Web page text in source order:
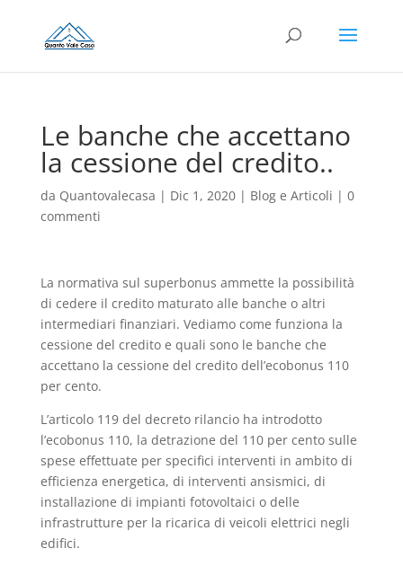
Le banche che accettano
la cessione del credito..
da Quantovalecasa | Dic 1, 2020| Blog e Articoli | 0
commenti
La normativa sul superbonus ammette la possibilità
di cedere il credito maturato alle banche o altri
intermediari finanziari. Vediamo come funziona la
cessione del credito e quali sono le banche che
accettano la cessione del credito dell’ecobonus 110
per cento.
L’articolo 119 del decreto rilancio ha introdotto
l’ecobonus 110, la detrazione del 110 per cento sulle
spese effettuate per specifici interventi in ambito di
efficienza energetica, di interventi ansismici, di
installazione di impianti fotovoltaici o delle
infrastrutture per la ricarica di veicoli elettrici negli
edifici.